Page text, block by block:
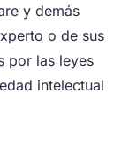
y demás
o de sus
por las leyes
intelectual